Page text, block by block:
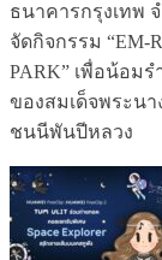
ธนาคารกรุงเทพ
จัดกิจกรรม “EM-
PARK” เพื่อน้อ
ของสมเด็จพระน
ชนนีพันปีหลวง